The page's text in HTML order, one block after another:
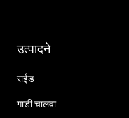
उत्पादने
राईड
गाडी चालवा